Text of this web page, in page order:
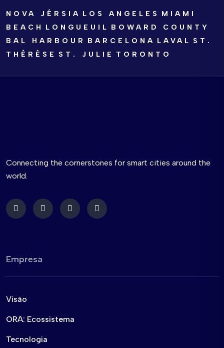
NOVA JÉRSIA LOS ANGELES
MIAMI
BEACH
LONGUEUIL BOWARD COUNTY
BAL HARBOUR
BARCELONA LAVAL ST.
THÉRÈSE
ST. JULIE TORONTO
Connecting the cornerstones for smart cities around the
world.
Empresa
Visão
ORA: Ecossistema
Tecnologia